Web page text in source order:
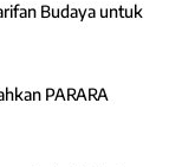
Budaya untuk
PARARA